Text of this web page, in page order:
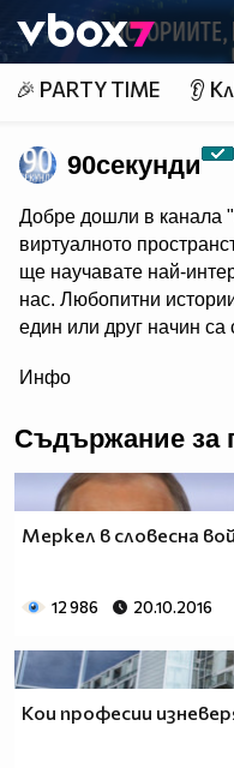
👾
🎉 PARTY TIME 👂
90секунди
Добре дошли в канала
виртуалното
ще научавате най-
нас. Любопитни
един или друг начин са
чути! 90 секунди са
Инфо
Съдържание за
Меркел в словесна
12 986 20.10.2016
Кои професии